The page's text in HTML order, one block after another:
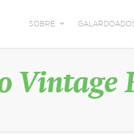
SOBRE
Vintage